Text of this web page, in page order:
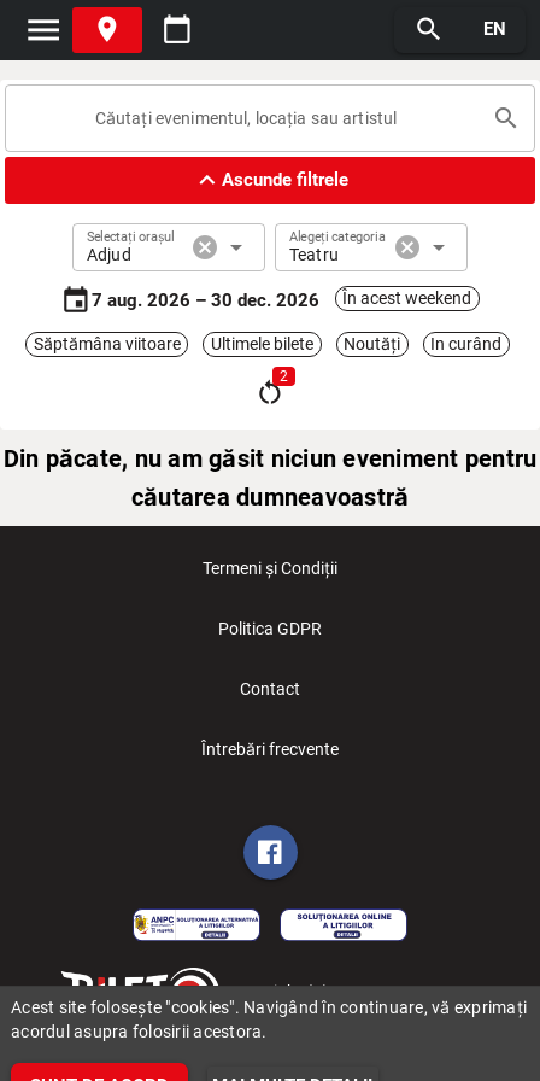
menu place calendar_today search EN
search
expand_lessAscunde filtrele
Selectați orașul
Adjud cancel arrow_drop_down Alegeți categoria
Teatru cancel arrow_drop_down
event7 aug. 2026 – 30 dec. 2026 În acest weekend
Săptămâna viitoare Ultimele bilete Noutăți In curând
restart_alt
2
Din păcate, nu am găsit niciun eveniment pentru
căutarea dumneavoastră
Termeni și Condiții
Politica GDPR
Contact
Întrebări frecvente
Copyright (C) 2006-2026 BILET.ro
Acest site folosește "cookies". Navigând în continuare, vă exprimați
acordul asupra folosirii acestora.